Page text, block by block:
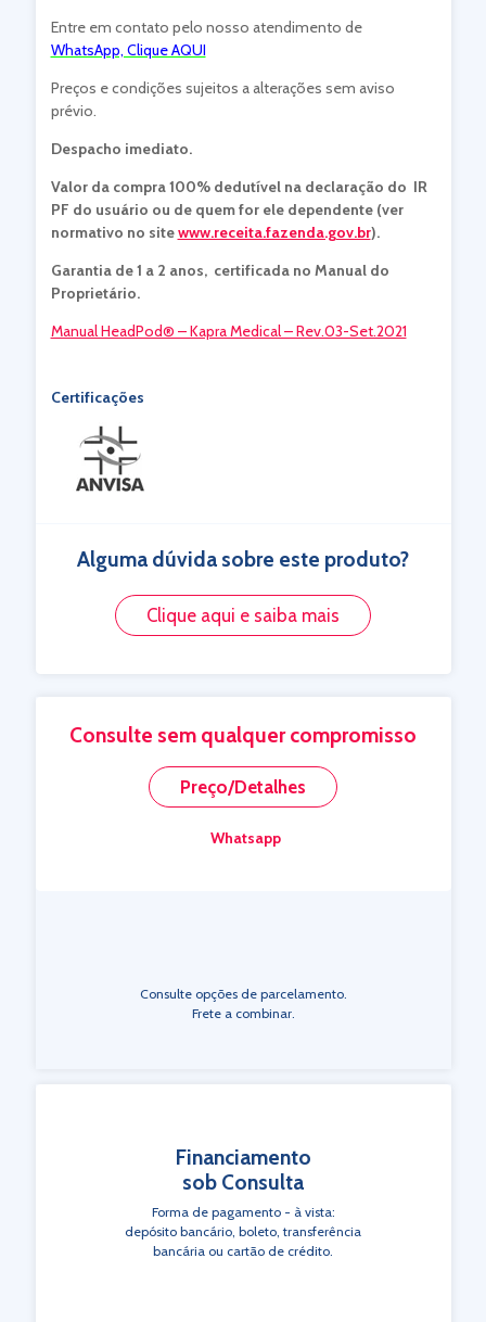
Entre em contato pelo nosso atendimento de
WhatsApp, Clique AQUI
Preços e condições sujeitos a alterações sem aviso
prévio.
Despacho imediato.
Valor da compra 100% dedutível na declaração do IR
PF do usuário ou de quem for ele dependente (ver
normativo no sitewww.receita.fazenda.gov.br).
Garantia de 1 a 2 anos, certificada no Manual do
Proprietário.
Manual HeadPod® – Kapra Medical – Rev.03-Set.2021
Certificações
Alguma dúvida sobre este produto?
Clique aqui e saiba mais
Consulte sem qualquer compromisso
Preço/Detalhes
Whatsapp
Consulte opções de parcelamento.
Frete a combinar.
Financiamento
sob Consulta
Forma de pagamento - à vista:
depósito bancário, boleto, transferência
bancária ou cartão de crédito.